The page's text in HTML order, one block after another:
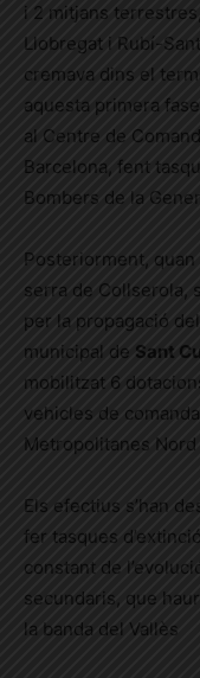
i 2 mitjans
Llobregat i Rubí-
cremava dins el
aquesta primera
al Centre de
Barcelona, fent
Bombers de la
Posteriorment, quan
serra de Collserola,
per la propagació
municipal de Sant
mobilitzat 6
vehicles de
Metropolitanes
Els efectius s’han
fer tasques
constant de
secundaris, que
la banda del Vallès